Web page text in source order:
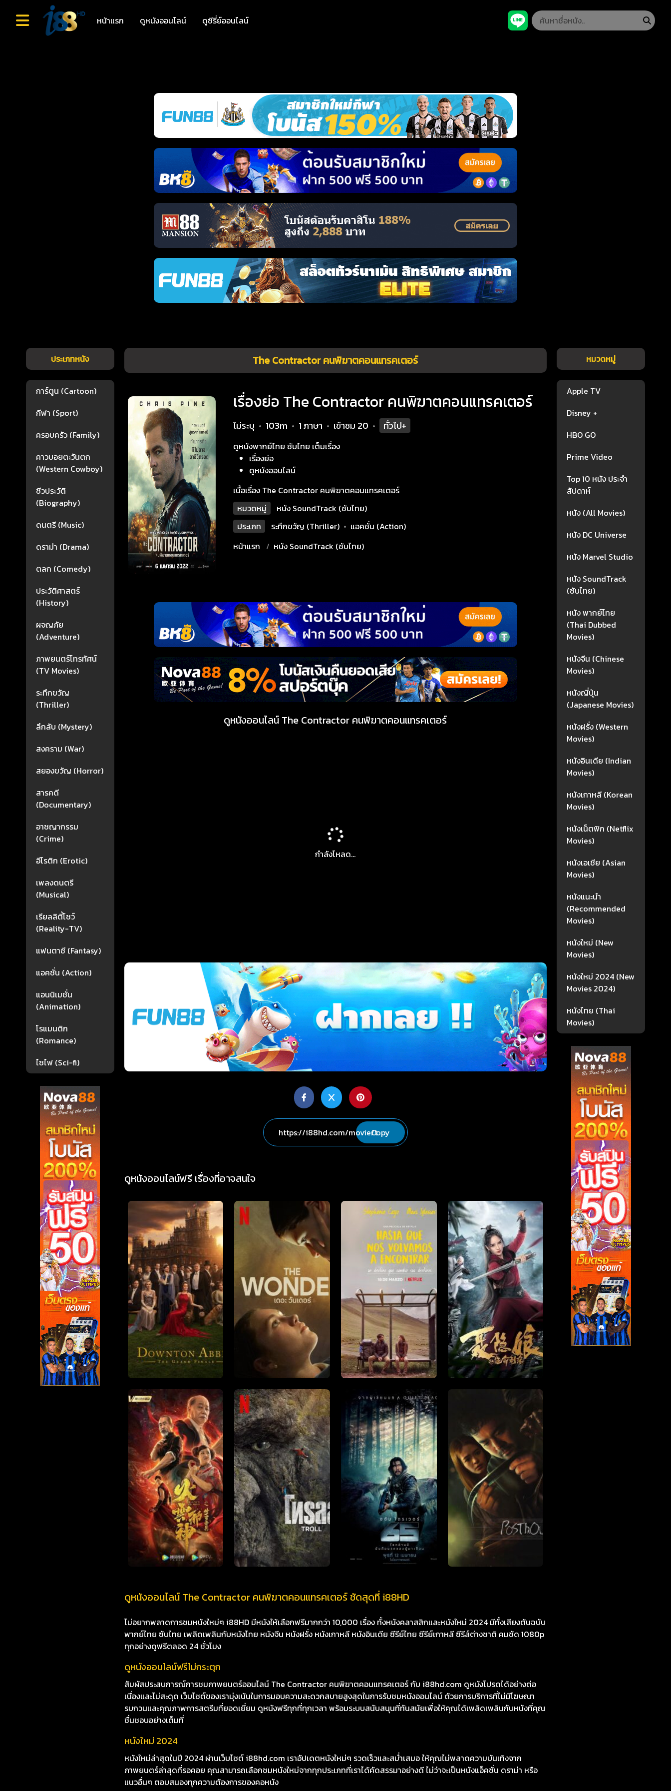
หน้าแรก ดูหนังออนไลน์ ดูซีรี่ย์ออนไลน์
ประเภทหนัง
การ์ตูน (Cartoon)
กีฬา (Sport)
ครอบครัว (Family)
คาวบอยตะวันตก
(Western Cowboy)
ชีวประวัติ
(Biography)
ดนตรี (Music)
ดราม่า (Drama)
ตลก (Comedy)
ประวัติศาสตร์
(History)
ผจญภัย
(Adventure)
ภาพยนตร์โทรทัศน์
(TV Movies)
ระทึกขวัญ
(Thriller)
ลึกลับ (Mystery)
สงคราม (War)
สยองขวัญ (Horror)
สารคดี
(Documentary)
อาชญากรรม
(Crime)
อีโรติก (Erotic)
เพลงดนตรี
(Musical)
เรียลลิตี้โชว์
(Reality-TV)
แฟนตาซี (Fantasy)
แอคชั่น (Action)
แอนนิเมชั่น
(Animation)
โรแมนติก
(Romance)
ไซไฟ (Sci-fi)
The Contractor คนพิฆาตคอนแทรคเตอร์
เรื่องย่อ The Contractor คนพิฆาตคอนแทรคเตอร์
ไม่ระบุ • 103m • 1 ภาษา • เข้าชม 20 • ทั่วไป+
ดูหนังพากย์ไทย ซับไทย เต็มเรื่อง
เรื่องย่อ
ดูหนังออนไลน์
เนื้อเรื่อง The Contractor คนพิฆาตคอนแทรคเตอร์
หมวดหมู่
หนัง SoundTrack (ซับไทย)
ประเภท
ระทึกขวัญ (Thriller) • แอคชั่น (Action)
หน้าแรก
หนัง SoundTrack (ซับไทย)
ดูหนังออนไลน์ The Contractor คนพิฆาตคอนแทรคเตอร์
กำลังโหลด...
Copy
ดูหนังออนไลน์ฟรี เรื่องที่อาจสนใจ
ดูหนังออนไลน์ The Contractor คนพิฆาตคอนแทรคเตอร์ ชัดสุดที่ i88HD
ไม่อยากพลาดการชมหนังใหม่ๆ i88HD มีหนังให้เลือกฟรีมากกว่า 10,000 เรื่อง ทั้งหนังคลาสสิกและหนังใหม่ 2024 มีทั้งเสียงต้นฉบับ
พากย์ไทย ซับไทย เพลิดเพลินกับหนังไทย หนังจีน หนังฝรั่ง หนังเกาหลี หนังอินเดีย ซีรีย์ไทย ซีรีย์เกาหลี ซีรีส์ต่างชาติ คมชัด 1080p
ทุกอย่างดูฟรีตลอด 24 ชั่วโมง
ดูหนังออนไลน์ฟรีไม่กระตุก
สัมผัสประสบการณ์การชมภาพยนตร์ออนไลน์ The Contractor คนพิฆาตคอนแทรคเตอร์ กับ i88hd.com ดูหนังโปรดได้อย่างต่อ
เนื่องและไม่สะดุด เว็บไซต์ของเรามุ่งเน้นในการมอบความสะดวกสบายสูงสุดในการรับชมหนังออนไลน์ ด้วยการบริการที่ไม่มีโฆษณา
รบกวนและคุณภาพการสตรีมที่ยอดเยี่ยม ดูหนังฟรีทุกที่ทุกเวลา พร้อมระบบสนับสนุนที่ทันสมัยเพื่อให้คุณได้เพลิดเพลินกับหนังที่คุณ
ชื่นชอบอย่างเต็มที่
หนังใหม่ 2024
หนังใหม่ล่าสุดในปี 2024 ผ่านเว็บไซต์ i88hd.com เราอัปเดตหนังใหม่ๆ รวดเร็วและสม่ำเสมอ ให้คุณไม่พลาดความบันเทิงจาก
ภาพยนตร์ล่าสุดที่รอคอย คุณสามารถเลือกชมหนังใหม่จากทุกประเภทที่เราได้คัดสรรมาอย่างดี ไม่ว่าจะเป็นหนังแอ็คชั่น ดราม่า หรือ
แนวอื่นๆ ตอบสนองทุกความต้องการของคอหนัง
หมวดหมู่
Apple TV
Disney +
HBO GO
Prime Video
Top 10 หนัง ประจำ
สัปดาห์
หนัง (All Movies)
หนัง DC Universe
หนัง Marvel Studio
หนัง SoundTrack
(ซับไทย)
หนัง พากย์ไทย
(Thai Dubbed
Movies)
หนังจีน (Chinese
Movies)
หนังญี่ปุ่น
(Japanese Movies)
หนังฝรั่ง (Western
Movies)
หนังอินเดีย (Indian
Movies)
หนังเกาหลี (Korean
Movies)
หนังเน็ตฟิก (Netflix
Movies)
หนังเอเชีย (Asian
Movies)
หนังแนะนำ
(Recommended
Movies)
หนังใหม่ (New
Movies)
หนังใหม่ 2024 (New
Movies 2024)
หนังไทย (Thai
Movies)